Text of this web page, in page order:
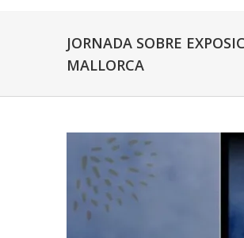
JORNADA SOBRE
MALLORCA